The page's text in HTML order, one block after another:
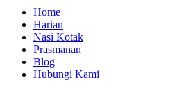
Home
Harian
Nasi Kotak
Prasmanan
Blog
Hubungi Kami